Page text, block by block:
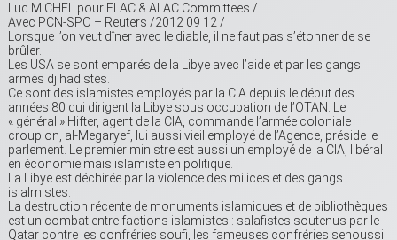
Luc MICHEL pour ELAC & ALAC Committees /
Avec PCN-SPO – Reuters /2012 09 12 /
Lorsque l’on veut dîner avec le diable, il ne faut pas s’étonner de se
brûler.
Les USA se sont emparés de la Libye avec l’aide et par les gangs
armés djihadistes.
Ce sont des islamistes employés par la CIA depuis le début des
années 80 qui dirigent la Libye sous occupation de l’OTAN. Le
« général » Hifter, agent de la CIA, commande l’armée coloniale
croupion, al-Megaryef, lui aussi vieil employé de l’Agence, préside le
parlement. Le premier ministre est aussi un employé de la CIA, libéral
en économie mais islamiste en politique.
La Libye est déchirée par la violence des milices et des gangs
islalmistes.
La destruction récente de monuments islamiques et de bibliothèques
est un combat entre factions islamistes : salafistes soutenus par le
Qatar contre les confréries soufi, les fameuses confréries senoussi,